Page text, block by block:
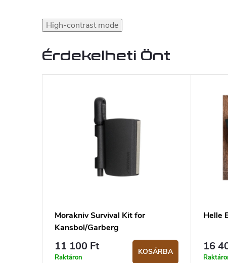
High-contrast mode
Érdekelheti Önt
Morakniv Survival Kit for
Kansbol/Garberg
11 100 Ft
Raktáron
KOSÁRBA
Helle
16